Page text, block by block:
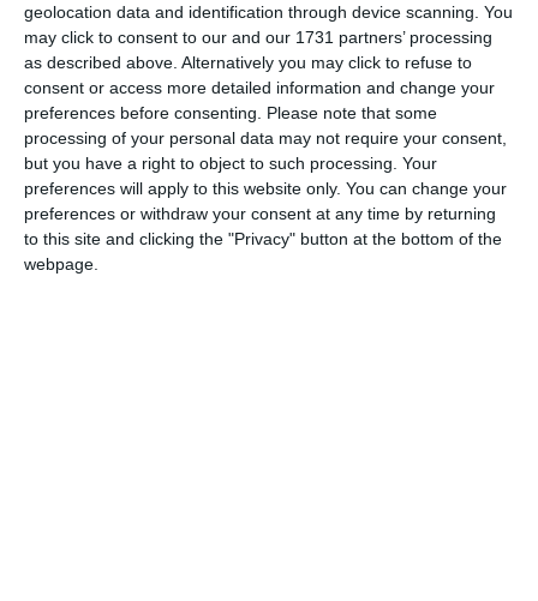
geolocation data and identification through device scanning. You
may click to consent to our and our 1731 partners’ processing
as described above. Alternatively you may click to refuse to
consent or access more detailed information and change your
preferences before consenting.
Please note that some
processing of your personal data may not require your consent,
but you have a right to object to such processing. Your
preferences will apply to this website only. You can change your
preferences or withdraw your consent at any time by returning
to this site and clicking the "Privacy" button at the bottom of the
webpage.
Fii milos și fii smerit,
Să nu fii nepăsător,
Când un frate-i necăjit
Și ar vrea un ajutor.
Fii atent cu cel sărac
Care rabdă în suferință,